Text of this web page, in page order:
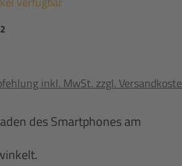
inkl. MwSt. zzgl.
des Smartphones am